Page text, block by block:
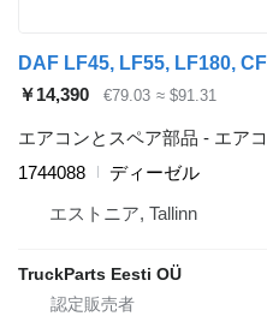
￥14,390 €79.03 ≈ $91.31
エアコンとスペア部品 - エア
1744088
ディーゼル
エストニア, Tallinn
TruckParts Eesti OÜ